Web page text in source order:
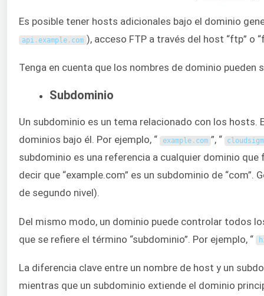
Es posible tener hosts adicionales bajo el dominio
api.example. com ), acceso FTP a través del host “ftp” o
Tenga en cuenta que los nombres de dominio
Subdominio
Un subdominio es un tema relacionado con los hosts.
dominios bajo él. Por ejemplo, “
example. com ”, “
subdominio es una referencia a cualquier dominio
decir que “example.com” es un subdominio de “com”.
de segundo nivel).
Del mismo modo, un dominio puede controlar todos
que se refiere el término “subdominio”. Por ejemplo, “
La diferencia clave entre un nombre de host y un
mientras que un subdominio extiende el dominio